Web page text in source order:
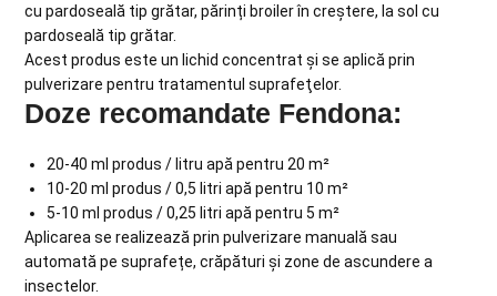
cu pardoseală tip grătar, părinți broiler în creștere, la sol cu
pardoseală tip grătar.
Acest produs este un lichid concentrat şi se aplică prin
pulverizare pentru tratamentul suprafeţelor.
Doze recomandate Fendona:
20-40 ml produs / litru apă pentru 20 m²
10-20 ml produs / 0,5 litri apă pentru 10 m²
5-10 ml produs / 0,25 litri apă pentru 5 m²
Aplicarea se realizează prin pulverizare manuală sau
automată pe suprafețe, crăpături și zone de ascundere a
insectelor.